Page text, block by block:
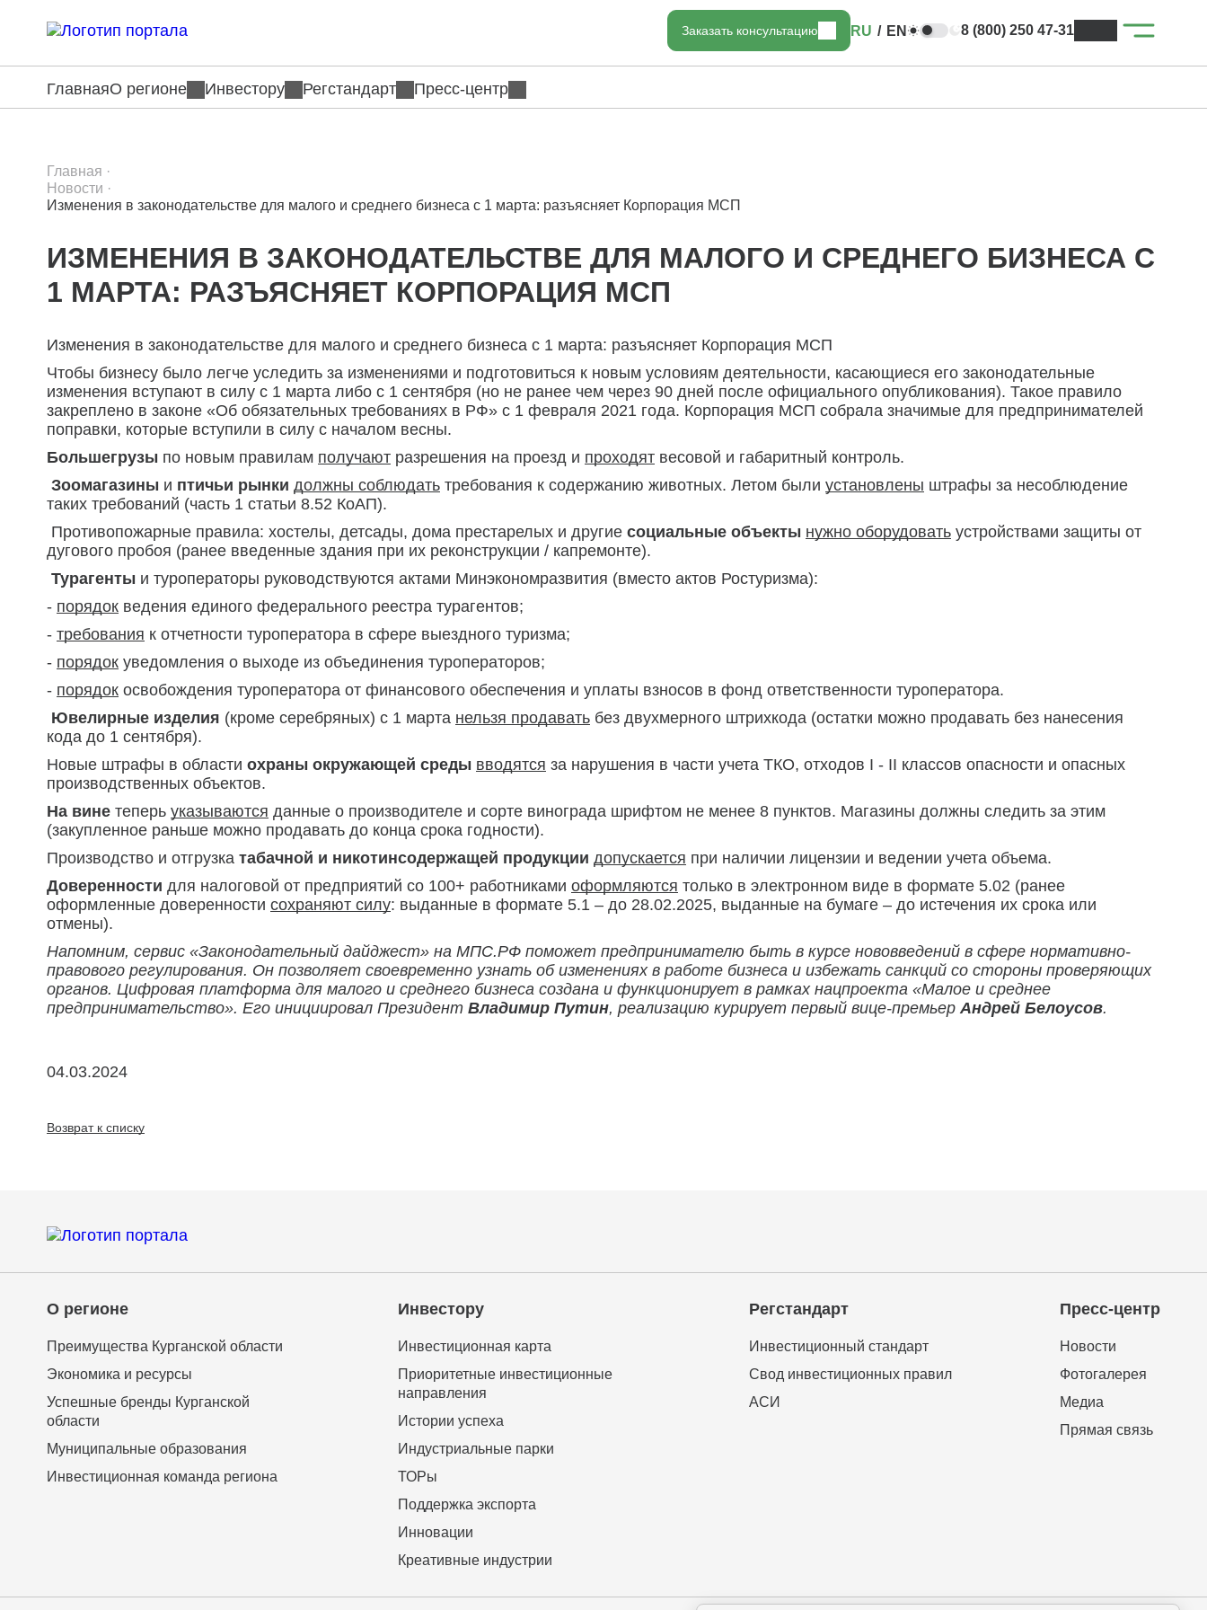
Заказать консультацию RU / EN 8 (800) 250 47-31
ГлавнаяО регионе Инвестору Регстандарт Пресс-центр
Главная ·
Новости ·
Изменения в законодательстве для малого и среднего бизнеса с 1 марта: разъясняет Корпорация МСП
ИЗМЕНЕНИЯ В ЗАКОНОДАТЕЛЬСТВЕ ДЛЯ МАЛОГО И СРЕДНЕГО БИЗНЕСА С
1 МАРТА: РАЗЪЯСНЯЕТ КОРПОРАЦИЯ МСП
Изменения в законодательстве для малого и среднего бизнеса с 1 марта: разъясняет Корпорация МСП
Чтобы бизнесу было легче уследить за изменениями и подготовиться к новым условиям деятельности, касающиеся его законодательные
изменения вступают в силу с 1 марта либо с 1 сентября (но не ранее чем через 90 дней после официального опубликования). Такое правило
закреплено в законе «Об обязательных требованиях в РФ» с 1 февраля 2021 года. Корпорация МСП собрала значимые для предпринимателей
поправки, которые вступили в силу с началом весны.
Большегрузы по новым правилам получают разрешения на проезд и проходят весовой и габаритный контроль.
Зоомагазины и птичьи рынки должны соблюдать требования к содержанию животных. Летом были установлены штрафы за несоблюдение
таких требований (часть 1 статьи 8.52 КоАП).
Противопожарные правила: хостелы, детсады, дома престарелых и другие социальные объекты нужно оборудовать устройствами защиты от
дугового пробоя (ранее введенные здания при их реконструкции / капремонте).
Турагенты и туроператоры руководствуются актами Минэкономразвития (вместо актов Ростуризма):
- порядок ведения единого федерального реестра турагентов;
- требования к отчетности туроператора в сфере выездного туризма;
- порядок уведомления о выходе из объединения туроператоров;
- порядок освобождения туроператора от финансового обеспечения и уплаты взносов в фонд ответственности туроператора.
Ювелирные изделия (кроме серебряных) с 1 марта нельзя продавать без двухмерного штрихкода (остатки можно продавать без нанесения
кода до 1 сентября).
Новые штрафы в области охраны окружающей среды вводятся за нарушения в части учета ТКО, отходов I - II классов опасности и опасных
производственных объектов.
На вине теперь указываются данные о производителе и сорте винограда шрифтом не менее 8 пунктов. Магазины должны следить за этим
(закупленное раньше можно продавать до конца срока годности).
Производство и отгрузка табачной и никотинсодержащей продукции допускается при наличии лицензии и ведении учета объема.
Доверенности для налоговой от предприятий со 100+ работниками оформляются только в электронном виде в формате 5.02 (ранее
оформленные доверенности сохраняют силу: выданные в формате 5.1 – до 28.02.2025, выданные на бумаге – до истечения их срока или
отмены).
Напомним, сервис «Законодательный дайджест» на МПС.РФ поможет предпринимателю быть в курсе нововведений в сфере нормативно-
правового регулирования. Он позволяет своевременно узнать об изменениях в работе бизнеса и избежать санкций со стороны проверяющих
органов. Цифровая платформа для малого и среднего бизнеса создана и функционирует в рамках нацпроекта «Малое и среднее
предпринимательство». Его инициировал Президент Владимир Путин, реализацию курирует первый вице-премьерАндрей Белоусов.
04.03.2024
Возврат к списку
О регионе
Преимущества Курганской области
Экономика и ресурсы
Успешные бренды Курганской
области
Муниципальные образования
Инвестиционная команда региона
Инвестору
Инвестиционная карта
Приоритетные инвестиционные
направления
Истории успеха
Индустриальные парки
ТОРы
Поддержка экспорта
Инновации
Креативные индустрии
Регстандарт
Инвестиционный стандарт
Свод инвестиционных правил
АСИ
Пресс-центр
Новости
Фотогалерея
Медиа
Прямая связь